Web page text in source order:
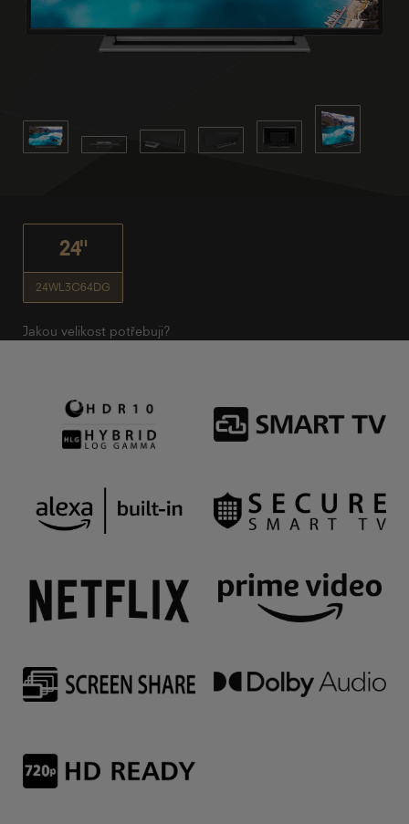
24"
24WL3C64DG
Jakou velikost potřebuji?